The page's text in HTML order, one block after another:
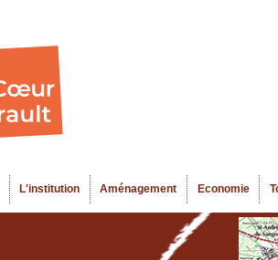
L'institution Aménagement Economie